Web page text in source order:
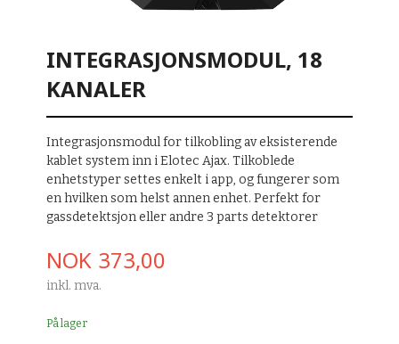
INTEGRASJONSMODUL, 18
KANALER
Integrasjonsmodul for tilkobling av eksisterende
kablet system inn i Elotec Ajax. Tilkoblede
enhetstyper settes enkelt i app, og fungerer som
en hvilken som helst annen enhet. Perfekt for
gassdetektsjon eller andre 3 parts detektorer
Pris
NOK 373,00
inkl. mva.
På lager